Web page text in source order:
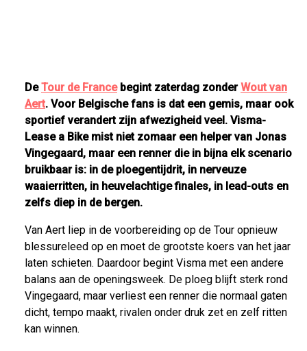
DeTour de Francebegint zaterdag zonderWout van
Aert. Voor Belgische fans is dat een gemis, maar ook
sportief verandert zijn afwezigheid veel. Visma-
Lease a Bike mist niet zomaar een helper van Jonas
Vingegaard, maar een renner die in bijna elk scenario
bruikbaar is: in de ploegentijdrit, in nerveuze
waaierritten, in heuvelachtige finales, in lead-outs en
zelfs diep in de bergen.
Van Aert liep in de voorbereiding op de Tour opnieuw
blessureleed op en moet de grootste koers van het jaar
laten schieten. Daardoor begint Visma met een andere
balans aan de openingsweek. De ploeg blijft sterk rond
Vingegaard, maar verliest een renner die normaal gaten
dicht, tempo maakt, rivalen onder druk zet en zelf ritten
kan winnen.